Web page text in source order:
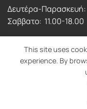
Δευτέρα-Παρασκευή:
Σαββατο: 11.00-18.00
Copyright
This site uses
experience. By